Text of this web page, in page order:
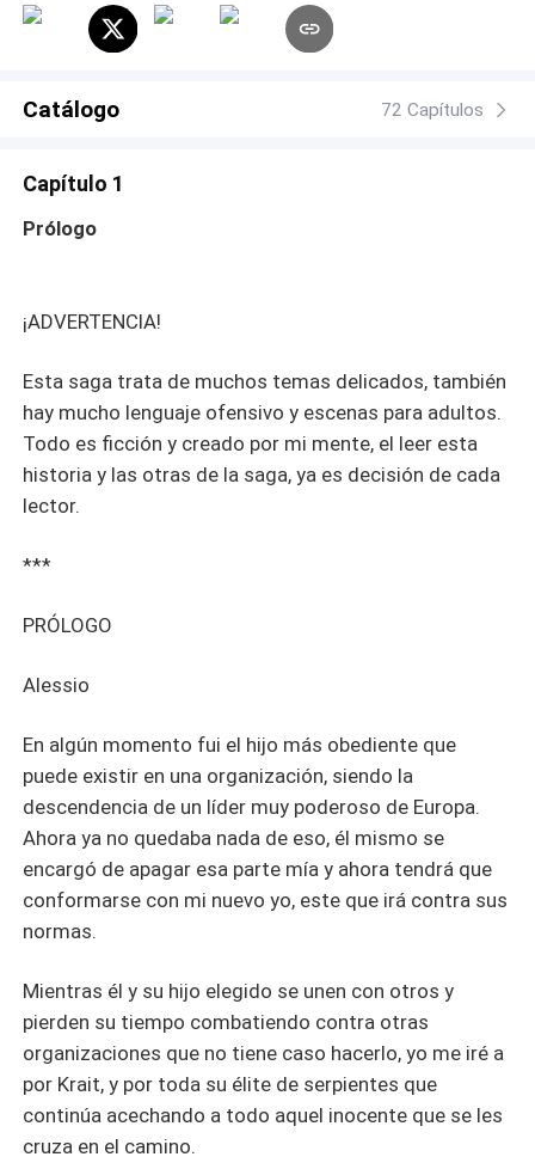
organización más poderosa que cualquier otra que haya
enfrentado el imperio Mancini. ¿Esta vez podrán con
Catálogo 72 Capítulos
Capítulo 1
Prólogo
¡ADVERTENCIA!
Esta saga trata de muchos temas delicados, también
hay mucho lenguaje ofensivo y escenas para adultos.
Todo es ficción y creado por mi mente, el leer esta
historia y las otras de la saga, ya es decisión de cada
lector.
***
PRÓLOGO
Alessio
En algún momento fui el hijo más obediente que
puede existir en una organización, siendo la
descendencia de un líder muy poderoso de Europa.
Ahora ya no quedaba nada de eso, él mismo se
encargó de apagar esa parte mía y ahora tendrá que
conformarse con mi nuevo yo, este que irá contra sus
normas.
Mientras él y su hijo elegido se unen con otros y
pierden su tiempo combatiendo contra otras
organizaciones que no tiene caso hacerlo, yo me iré a
por Krait, y por toda su élite de serpientes que
continúa acechando a todo aquel inocente que se les
cruza en el camino.